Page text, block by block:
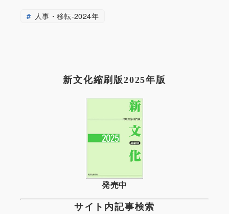
人事・移転-2024年
新文化縮刷版2025年版
発売中
サイト内記事検索